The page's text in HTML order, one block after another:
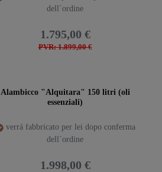
dell´ordine
PVR: 1.899,00 €
1.795,00 €
Alambicco "Alquitara" 150 litri (oli
essenziali)
verrá fabbricato per lei dopo conferma
dell´ordine
1.998,00 €